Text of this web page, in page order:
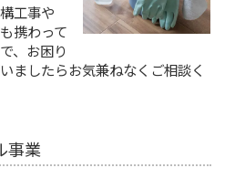
工事や
携わって
、お困り
ましたらお気兼ねなくご相談く
事業